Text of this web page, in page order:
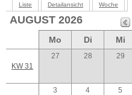
Liste Detailansicht Woche
AUGUST 2026
Mo Di Mi
KW 31
27 28 29
3 4 5